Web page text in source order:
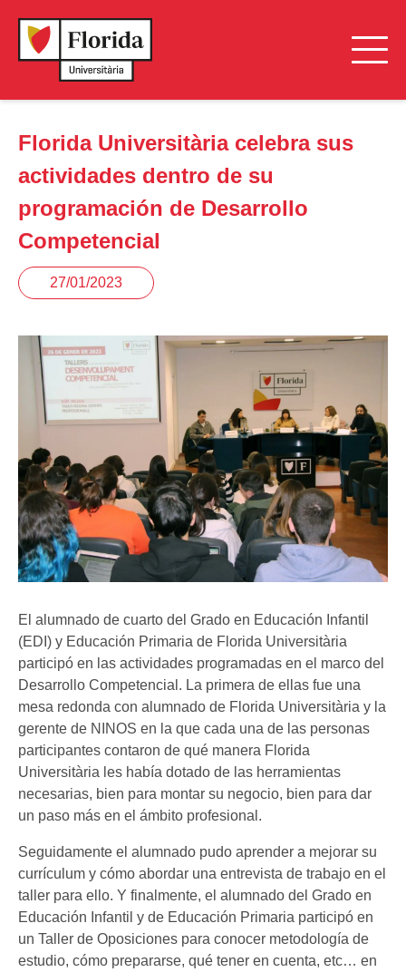
Florida Universitària celebra sus
actividades dentro de su
programación de Desarrollo
Competencial
27/01/2023
El alumnado de cuarto del Grado en Educación Infantil
(EDI) y Educación Primaria de Florida Universitària
participó en las actividades programadas en el marco del
Desarrollo Competencial. La primera de ellas fue una
mesa redonda con alumnado de Florida Universitària y la
gerente de NINOS en la que cada una de las personas
participantes contaron de qué manera Florida
Universitària les había dotado de las herramientas
necesarias, bien para montar su negocio, bien para dar
un paso más en el ámbito profesional.
Seguidamente el alumnado pudo aprender a mejorar su
currículum y cómo abordar una entrevista de trabajo en el
taller para ello. Y finalmente, el alumnado del Grado en
Educación Infantil y de Educación Primaria participó en
un Taller de Oposiciones para conocer metodología de
estudio, cómo prepararse, qué tener en cuenta, etc… en